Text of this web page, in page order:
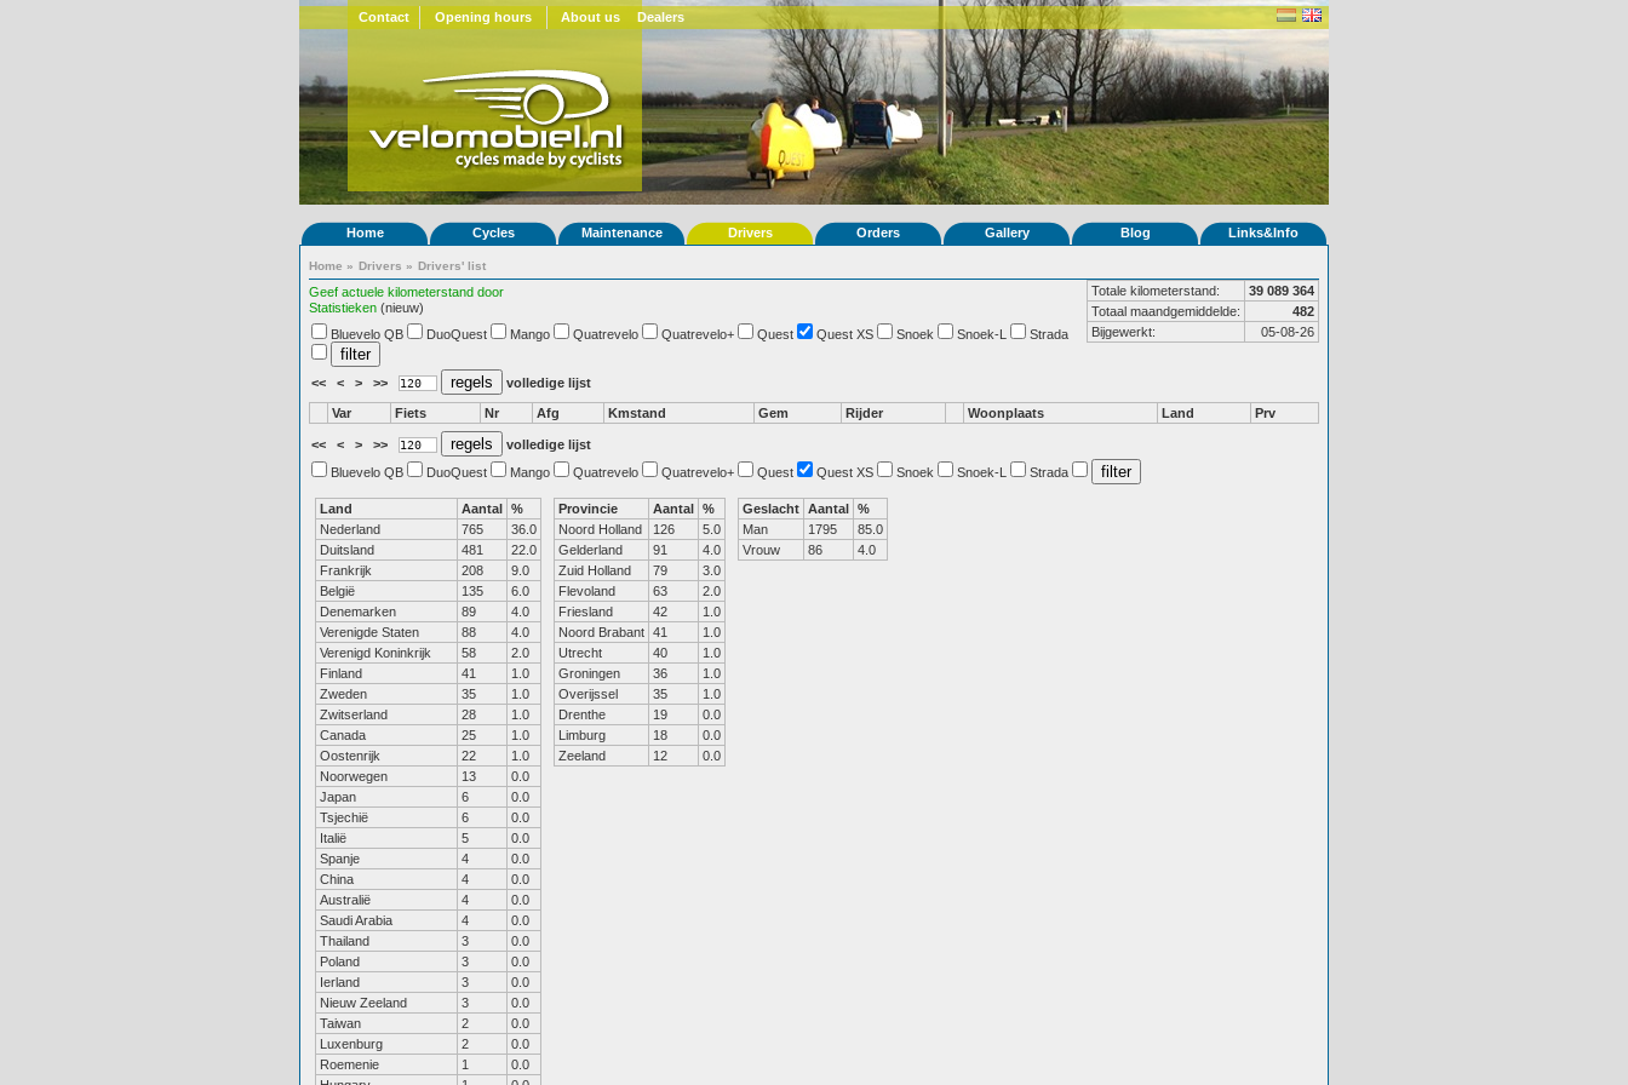
Contact Opening hours About us Dealers
Home Cycles Maintenance Drivers Orders Gallery Blog Links&Info
Home » Drivers » Drivers' list
Geef actuele kilometerstand door
Statistieken (nieuw)
Totale kilometerstand:
39 089 364
Totaal maandgemiddelde:
482
Bijgewerkt:
05-08-26
Bluevelo QB DuoQuest Mango Quatrevelo Quatrevelo+ Quest Quest XS Snoek Snoek-L Strada
<< < > >> volledige lijst
Var Fiets Nr Afg Kmstand Gem Rijder Woonplaats Land Prv
<< < > >>
volledige lijst
Bluevelo QB
DuoQuest Mango Quatrevelo Quatrevelo+ Quest Quest XS Snoek Snoek-L Strada
Land Aantal %
Nederland
765
36.0
Duitsland
481
22.0
Frankrijk
208
9.0
België
135
6.0
Denemarken
89
4.0
Verenigde Staten
88
4.0
Verenigd Koninkrijk
58
2.0
Finland
41
1.0
Zweden
35
1.0
Zwitserland
28
1.0
Canada
25
1.0
Oostenrijk
22
1.0
Noorwegen
13
0.0
Japan
6
0.0
Tsjechië
6
0.0
Italië
5
0.0
Spanje
4
0.0
China
4
0.0
Australië
4
0.0
Saudi Arabia
4
0.0
Thailand
3
0.0
Poland
3
0.0
Ierland
3
0.0
Nieuw Zeeland
3
0.0
Taiwan
2
0.0
Luxenburg
2
0.0
Roemenie
1
0.0
Provincie Aantal %
Noord Holland
126
5.0
Gelderland
91
4.0
Zuid Holland
79
3.0
Flevoland
63
2.0
Friesland
42
1.0
Noord Brabant 41
1.0
Utrecht
40
1.0
Groningen
36
1.0
Overijssel
35
1.0
Drenthe
19
0.0
Limburg
18
0.0
Zeeland
12 0.0
Geslacht Aantal %
Man
1795
85.0
Vrouw
86 4.0